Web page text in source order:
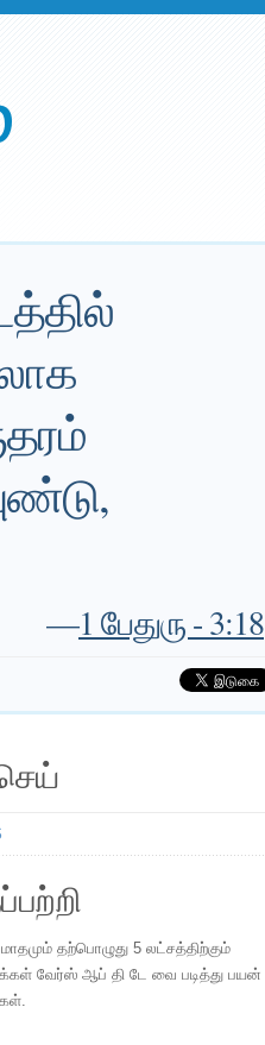
—1 பேதுரு - 3:18
தற்பொழுது 5 லட்சத்திற்கும்
வேர்ஸ் ஆப் தி டே வை படித்து பயன்